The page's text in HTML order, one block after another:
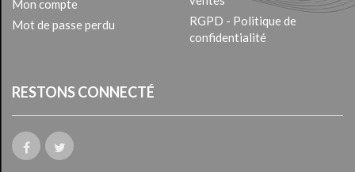
Mon compte
Mot de passe perdu
RGPD - Politique de
confidentialité
RESTONS CONNECTÉ